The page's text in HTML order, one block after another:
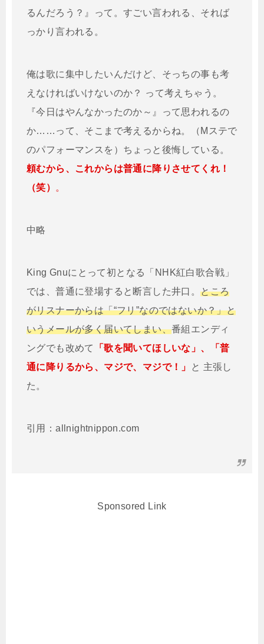
るんだろう？』って。すごい言われる、それば
っかり言われる。
俺は歌に集中したいんだけど、そっちの事も考
えなければいけないのか？ って考えちゃう。
『今日はやんなかったのか～』って思われるの
か……って、そこまで考えるからね。（Mステで
のパフォーマンスを）ちょっと後悔している。
頼むから、これからは普通に降りさせてくれ！
（笑） 。
中略
King Gnuにとって初となる「NHK紅白歌合戦」
では、普通に登場すると断言した井口。ところ
がリスナーからは「“フリ”なのではないか？」と
いうメールが多く届いてしまい、番組エンディ
ングでも改めて
「歌を聞いてほしいな」、「普
通に降りるから、マジで、マジで！」
と 主張し
た。
引用：allnightnippon.com
Sponsored Link